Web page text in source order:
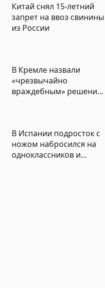
Китай снял 15-летний
запрет на ввоз свинины
из России
В Кремле назвали
«чрезвычайно
враждебным» решение
В Испании подросток с
ножом набросился на
одноклассников и